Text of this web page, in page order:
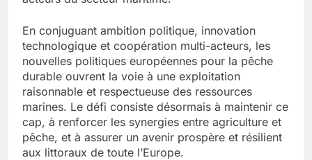
En conjuguant ambition politique, innovation
technologique et coopération multi-acteurs, les
nouvelles politiques européennes pour la pêche
durable ouvrent la voie à une exploitation
raisonnable et respectueuse des ressources
marines. Le défi consiste désormais à maintenir ce
cap, à renforcer les synergies entre agriculture et
pêche, et à assurer un avenir prospère et résilient
aux littoraux de toute l’Europe.